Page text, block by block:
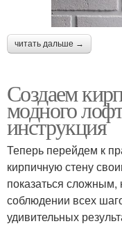
читать дальше →
Создаем
модного
инструкция
Теперь перейдем к
кирпичную стену
показаться
соблюдении всех
удивительных